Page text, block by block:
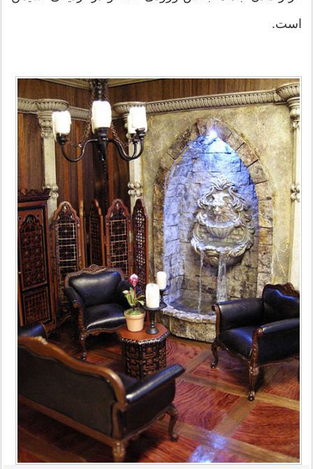
است.